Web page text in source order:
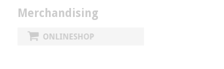
Merchandising